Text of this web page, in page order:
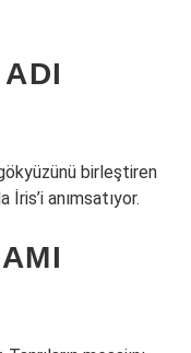
birleştiren
İris’i anımsatıyor.